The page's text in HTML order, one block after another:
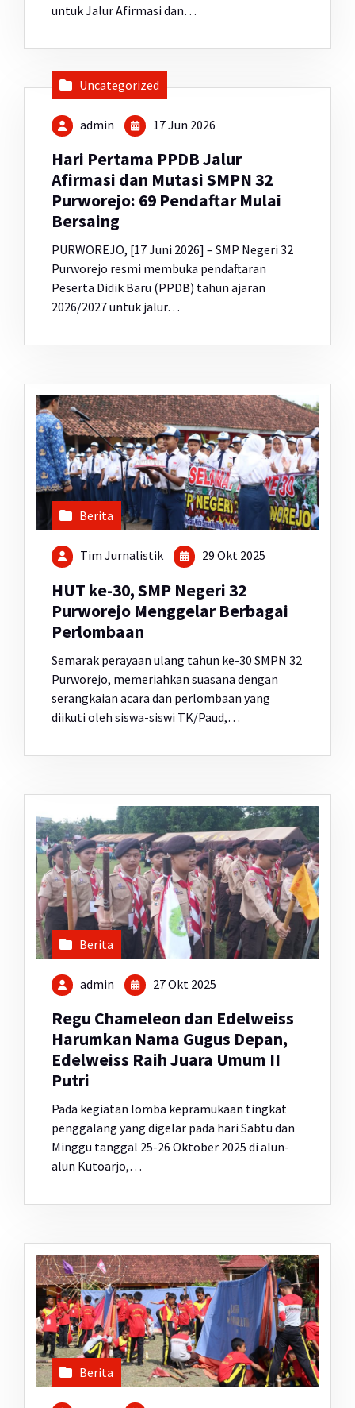
untuk Jalur Afirmasi dan…
Uncategorized
admin 17 Jun 2026
Hari Pertama PPDB Jalur
Afirmasi dan Mutasi SMPN 32
Purworejo: 69 Pendaftar Mulai
Bersaing
PURWOREJO, [17 Juni 2026] – SMP Negeri 32
Purworejo resmi membuka pendaftaran
Peserta Didik Baru (PPDB) tahun ajaran
2026/2027 untuk jalur…
Berita
Tim Jurnalistik 29 Okt 2025
HUT ke-30, SMP Negeri 32
Purworejo Menggelar Berbagai
Perlombaan
Semarak perayaan ulang tahun ke-30 SMPN 32
Purworejo, memeriahkan suasana dengan
serangkaian acara dan perlombaan yang
diikuti oleh siswa-siswi TK/Paud,…
Berita
admin 27 Okt 2025
Regu Chameleon dan Edelweiss
Harumkan Nama Gugus Depan,
Edelweiss Raih Juara Umum II
Putri
Pada kegiatan lomba kepramukaan tingkat
penggalang yang digelar pada hari Sabtu dan
Minggu tanggal 25-26 Oktober 2025 di alun-
alun Kutoarjo,…
Berita